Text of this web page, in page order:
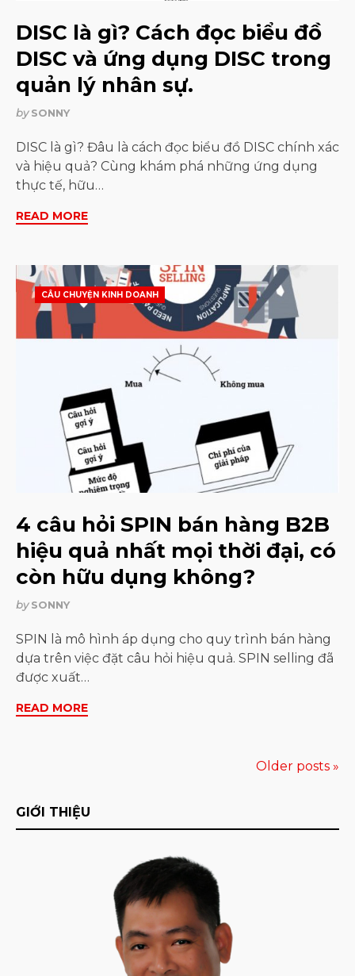
DISC là gì? Cách đọc biểu đồ
DISC và ứng dụng DISC trong
quản lý nhân sự.
bySONNY
DISC là gì? Đâu là cách đọc biểu đồ DISC chính xác
và hiệu quả? Cùng khám phá những ứng dụng
thực tế, hữu…
READ MORE
CÂU CHUYỆN KINH DOANH
4 câu hỏi SPIN bán hàng B2B
hiệu quả nhất mọi thời đại, có
còn hữu dụng không?
bySONNY
SPIN là mô hình áp dụng cho quy trình bán hàng
dựa trên việc đặt câu hỏi hiệu quả. SPIN selling đã
được xuất…
READ MORE
Older posts »
GIỚI THIỆU